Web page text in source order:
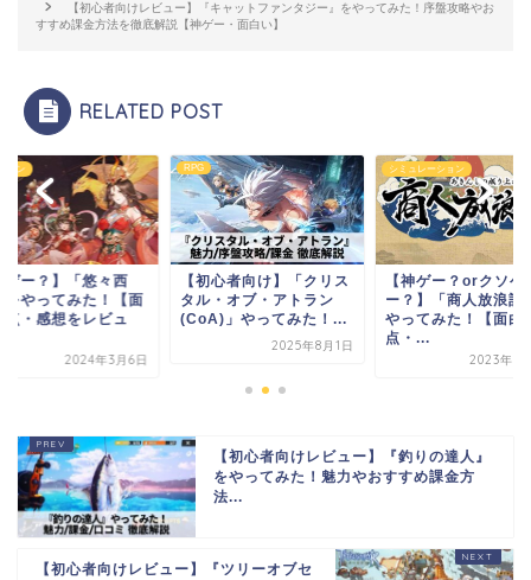
【初心者向けレビュー】『キャットファンタジー』をやってみた！序盤攻略やお
すすめ課金方法を徹底解説【神ゲー・面白い】
RELATED POST
ョン
ゲー？】「悠々西
をやってみた！【面
点・感想をレビュ
2024年3月6日
RPG
【初心者向け】「クリス
タル・オブ・アトラン
(CoA)」やってみた！...
2025年8月1日
シミュレーション
【神ゲー？orクソゲ
ー？】「商人放浪記
やってみた！【面白
点・...
2023年6
【初心者向けレビュー】『釣りの達人』
をやってみた！魅力やおすすめ課金方
法...
【初心者向けレビュー】『ツリーオブセ